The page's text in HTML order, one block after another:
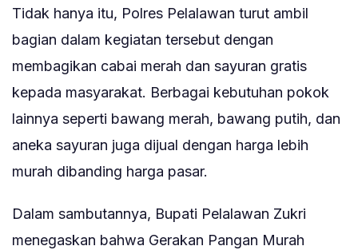
Tidak hanya itu, Polres Pelalawan turut ambil
bagian dalam kegiatan tersebut dengan
membagikan cabai merah dan sayuran gratis
kepada masyarakat. Berbagai kebutuhan pokok
lainnya seperti bawang merah, bawang putih, dan
aneka sayuran juga dijual dengan harga lebih
murah dibanding harga pasar.
Dalam sambutannya, Bupati Pelalawan Zukri
menegaskan bahwa Gerakan Pangan Murah